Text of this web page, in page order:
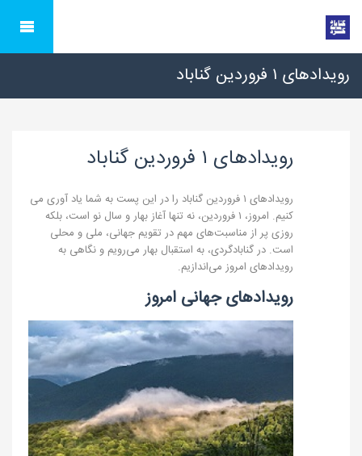
رویدادهای ۱ فروردین گناباد
رویدادهای ۱ فروردین گناباد
رویدادهای ۱ فروردین گناباد را در این پست به شما یاد آوری می
کنیم. امروز، ۱ فروردین، نه تنها آغاز بهار و سال نو است، بلکه
روزی پر از مناسبت‌های مهم در تقویم جهانی، ملی و محلی
است. در گنابادگردی، به استقبال بهار می‌رویم و نگاهی به
رویدادهای امروز می‌اندازیم.
رویدادهای جهانی امروز